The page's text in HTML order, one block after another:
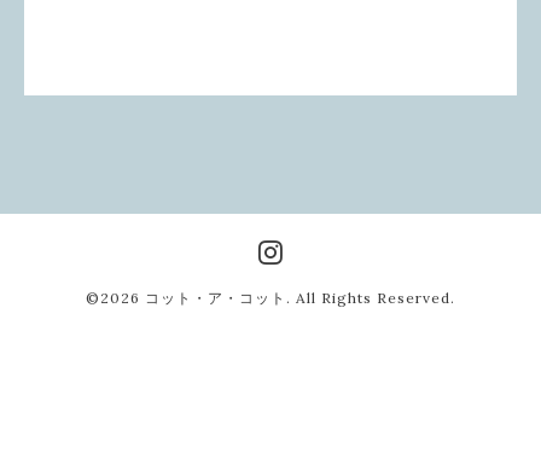
©2026 コット・ア・コット . All Rights Reserved.